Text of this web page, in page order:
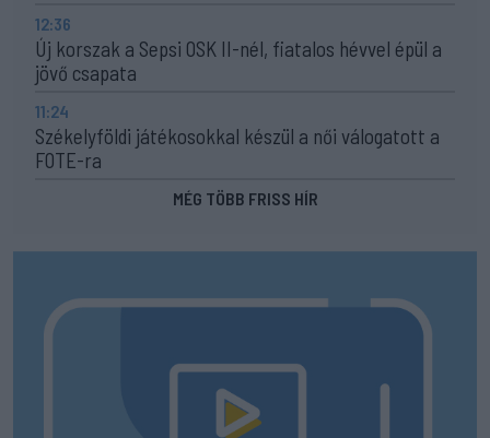
12:36
Új korszak a Sepsi OSK II-nél, fiatalos hévvel épül a
jövő csapata
11:24
Székelyföldi játékosokkal készül a női válogatott a
FOTE-ra
MÉG TÖBB FRISS HÍR